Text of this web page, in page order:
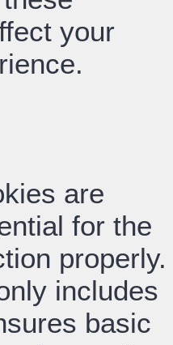
your
are
for the
properly.
includes
basic